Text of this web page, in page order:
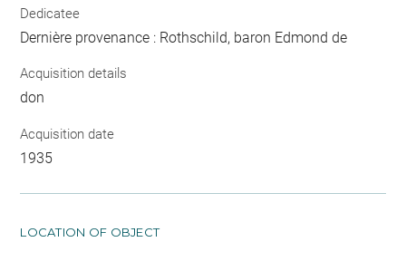
Dedicatee
Dernière provenance : Rothschild, baron Edmond de
Acquisition details
don
Acquisition date
1935
LOCATION OF OBJECT